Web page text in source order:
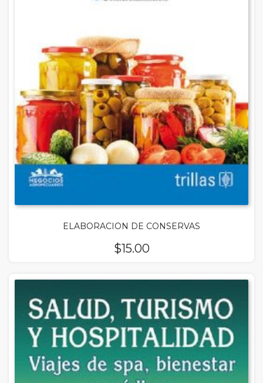
ELABORACION DE CONSERVAS
$15.00